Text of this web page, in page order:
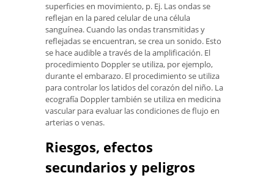
superficies en movimiento, p. Ej. Las ondas se
reflejan en la pared celular de una célula
sanguínea. Cuando las ondas transmitidas y
reflejadas se encuentran, se crea un sonido. Esto
se hace audible a través de la amplificación. El
procedimiento Doppler se utiliza, por ejemplo,
durante el embarazo. El procedimiento se utiliza
para controlar los latidos del corazón del niño. La
ecografía Doppler también se utiliza en medicina
vascular para evaluar las condiciones de flujo en
arterias o venas.
Riesgos, efectos
secundarios y peligros